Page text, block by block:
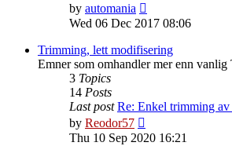
by automania
the
post
Wed 06 Dec 2017 08:06
Trimming, lett modifisering
Emner som omhandler mer enn
3 Topics
14 Posts
Last post Re: Enkel trimming
by Reodor57
the
Thu 10 Sep 2020 16:21